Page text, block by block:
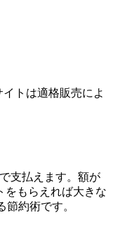
で最大98,300
プの株主限定！2万円
。7/31まで
るごとフラットリボ
えるキャンペーン！
すると最大300ポイ
トは適格販売によ
で支払えます。額が
をもらえれば大きな
約術です。